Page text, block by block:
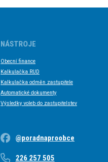
NÁSTROJE
Obecní finance
Kalkulačka RUD
Kalkulačka odměn zastupitele
Automatické dokumenty
Výsledky voleb do zastupitelstev
@poradnaproobce
226 257 505